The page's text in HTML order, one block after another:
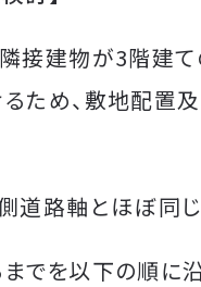
接建物が3階建て
ため、敷地配置
道路軸とほぼ同
でを以下の順に